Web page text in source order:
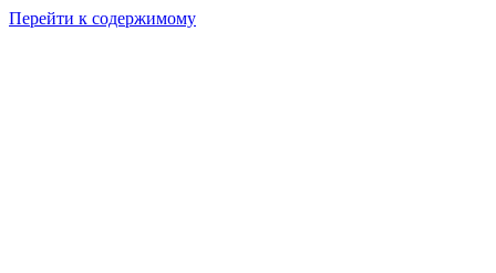
Перейти к содержимому